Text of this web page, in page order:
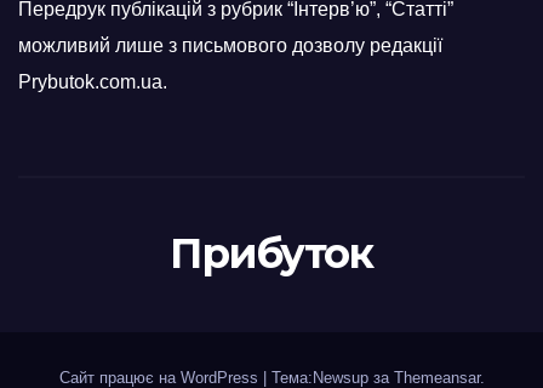
Передрук публікацій з рубрик “Інтерв’ю”, “Статті”
можливий лише з письмового дозволу редакції
Prybutok.com.ua.
Прибуток
Сайт працює на WordPress Тема:Newsup за Themeansar.